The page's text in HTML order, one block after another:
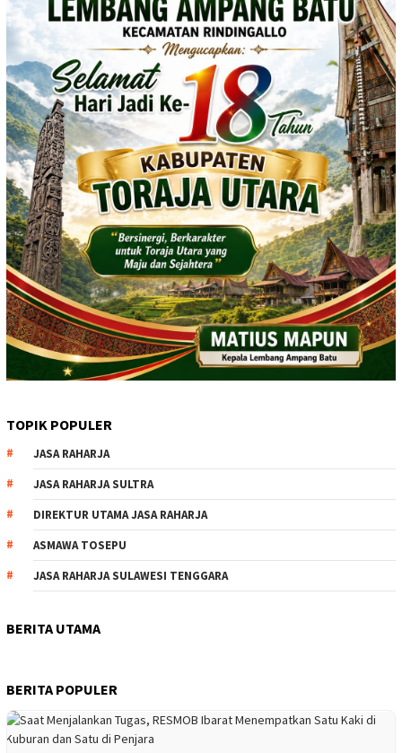
TOPIK POPULER
JASA RAHARJA
JASA RAHARJA SULTRA
DIREKTUR UTAMA JASA RAHARJA
ASMAWA TOSEPU
JASA RAHARJA SULAWESI TENGGARA
BERITA UTAMA
BERITA POPULER